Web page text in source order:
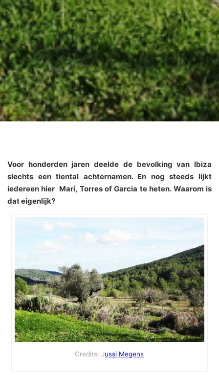
Voor honderden jaren deelde de bevolking van Ibiza
slechts een tiental achternamen. En nog steeds lijkt
iedereen hier Mari, Torres of Garcia te heten. Waarom is
dat eigenlijk?
Credits: Jussi Megens